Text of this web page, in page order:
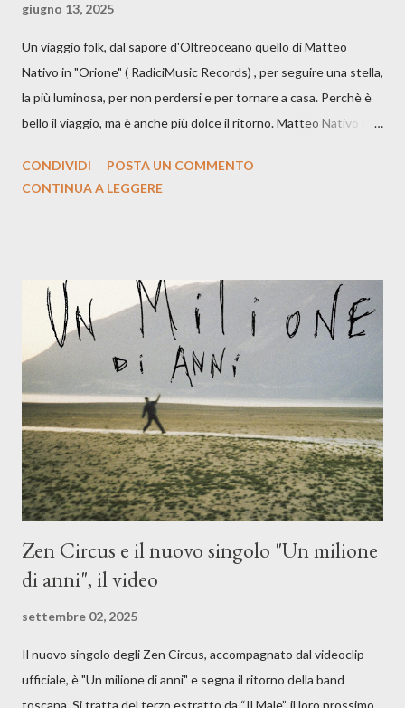
giugno 13, 2025
Un viaggio folk, dal sapore d'Oltreoceano quello di Matteo
Nativo in "Orione" ( RadiciMusic Records) , per seguire una stella,
la più luminosa, per non perdersi e per tornare a casa. Perchè è
bello il viaggio, ma è anche più dolce il ritorno. Matteo Nativo per
indubbiamente matura e consapevole oltre che con ottimi
Dicevamo. Ed è da qui che il nostro inizia questo concept
musicale, con " Che ora è" , raccontando la separazione dalla
moglie, del senso di sconfitta e del caldo afoso che opprime,
giusta condizione di sopraffazione: "Non so che ora è, che giorno
è, di questa estate che...". E' raro fare uscire come singolo una
cover, ma...
CONDIVIDI
POSTA UN COMMENTO
CONTINUA A LEGGERE
Zen Circus e il nuovo singolo "Un milione
di anni", il video
settembre 02, 2025
Il nuovo singolo degli Zen Circus, accompagnato dal videoclip
ufficiale, è "Un milione di anni" e segna il ritorno della band
toscana. Si tratta del terzo estratto da “Il Male”, il loro prossimo